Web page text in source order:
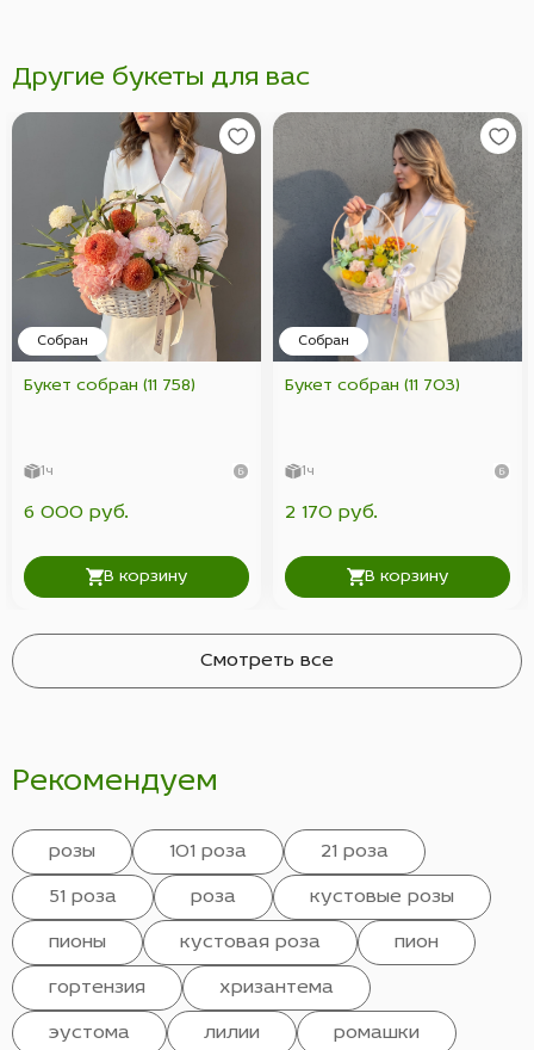
Другие букеты для вас
Собран
Букет собран (11 758)
1ч
6 000 руб.
В корзину
Собран
Букет собран (11 703)
1ч
2 170 руб.
В корзину
Смотреть все
Рекомендуем
розы 101 роза 21 роза
51 роза роза кустовые розы
пионы кустовая роза пион
гортензия хризантема
эустома лилии ромашки